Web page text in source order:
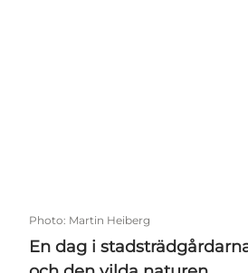
Photo: Martin Heiberg
En dag i